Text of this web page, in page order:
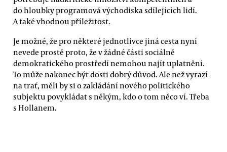
do hloubky programová východiska sdílejících lidí.
A také vhodnou příležitost.
Je možné, že pro některé jednotlivce jiná cesta nyní
nevede prostě proto, že v žádné části sociálně
demokratického prostředí nemohou najít uplatnění.
To může nakonec být dosti dobrý důvod. Ale než vyrazí
na trať, měli by si o zakládání nového politického
subjektu povykládat s někým, kdo o tom něco ví. Třeba
s Hollanem.